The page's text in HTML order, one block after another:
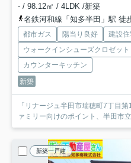
- / 98.12㎡ / 4LDK /新築
名鉄河和線「知多半田」駅 徒
都市ガス 陽当り良好
建設
ウォークインシューズクロゼット
カウンターキッチン
新築
「リナージュ半田市瑞穂町7丁目
ァミリー向けのポイント、半田市
新築一戸建